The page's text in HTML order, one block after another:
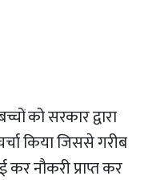
को सरकार द्वारा
किया जिससे गरीब
कर नौकरी प्राप्त कर